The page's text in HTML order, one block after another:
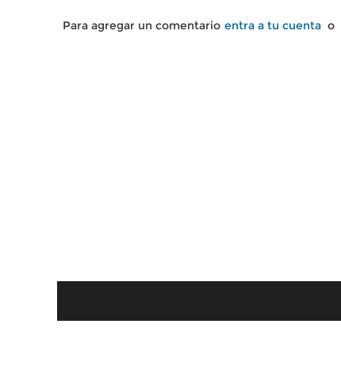
Para agregar un comentario entra a tu cuenta o